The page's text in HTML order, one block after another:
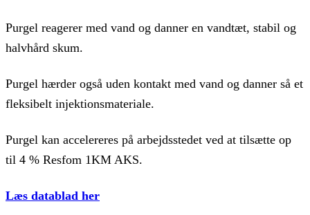
Purgel reagerer med vand og danner en vandtæt, stabil og
halvhård skum.
Purgel hærder også uden kontakt med vand og danner så et
fleksibelt injektionsmateriale.
Purgel kan accelereres på arbejdsstedet ved at tilsætte op
til 4 % Resfom 1KM AKS.
Læs datablad her